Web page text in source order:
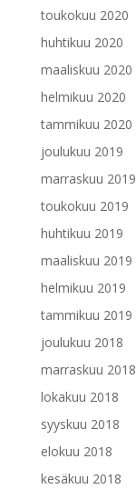
toukokuu 2020
huhtikuu 2020
maaliskuu 2020
helmikuu 2020
tammikuu 2020
joulukuu 2019
marraskuu 2019
toukokuu 2019
huhtikuu 2019
maaliskuu 2019
helmikuu 2019
tammikuu 2019
joulukuu 2018
marraskuu 2018
lokakuu 2018
syyskuu 2018
elokuu 2018
kesäkuu 2018